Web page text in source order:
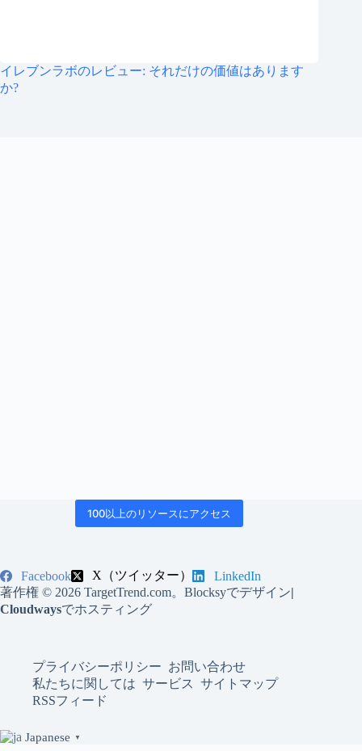
イレブンラボのレビュー: それだけの価値はあります
か?
100以上のリソースにアクセス
Facebook X（ツイッター）
LinkedIn
著作権 © 2026 TargetTrend.com。Blocksyでデザイン|
Cloudwaysでホスティング
プライバシーポリシー お問い合わせ
私たちに関しては サービス
サイトマップ
RSSフィード
Japanese ▼